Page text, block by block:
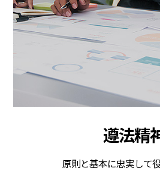
遵法精
原則と基本に忠実して